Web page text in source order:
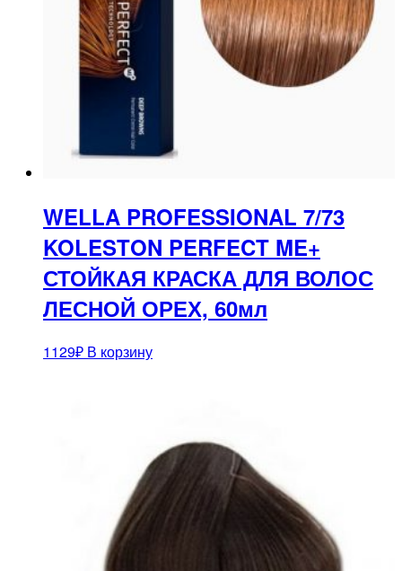
WELLA PROFESSIONAL 7/73
KOLESTON PERFECT ME+
СТОЙКАЯ КРАСКА ДЛЯ ВОЛОС
ЛЕСНОЙ ОРЕХ, 60мл
1129₽ В корзину